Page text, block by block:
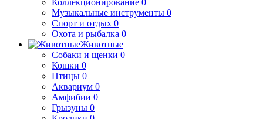
Коллекционирование 0
Музыкальные инструменты 0
Спорт и отдых 0
Охота и рыбалка 0
Животные
Собаки и щенки 0
Кошки 0
Птицы 0
Аквариум 0
Амфибии 0
Грызуны 0